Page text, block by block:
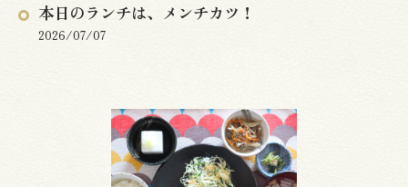
本日のランチは、メンチカツ！
2026/07/07